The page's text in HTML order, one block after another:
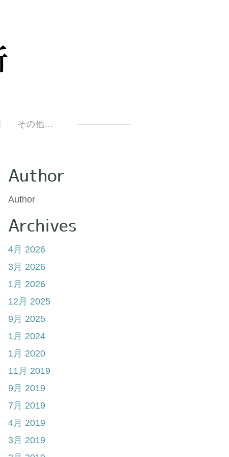
その他...
Author
Author
Archives
4月 2026
3月 2026
1月 2026
12月 2025
9月 2025
1月 2024
1月 2020
11月 2019
9月 2019
7月 2019
4月 2019
3月 2019